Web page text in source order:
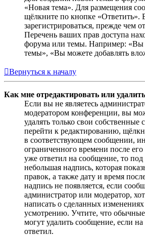
«Новая тема». Для размещения
щёлкните по кнопке «Ответить».
зарегистрироваться, прежде чем
Перечень ваших прав доступа
форума или темы. Например: «Вы
темы», «Вы можете добавлять
Вернуться к началу
Как мне отредактировать или
Если вы не являетесь
модератором конференции, вы
удалять только свои
перейти к редактированию,
в соответствующем сообщении,
ограниченного времени после
уже ответил на сообщение, то
небольшая надпись, которая
правок, а также дату и время
надпись не появляется, если
администратор или модератор,
написать о сделанных
усмотрению. Учтите, что обычные
могут удалить сообщение, если
ответил.